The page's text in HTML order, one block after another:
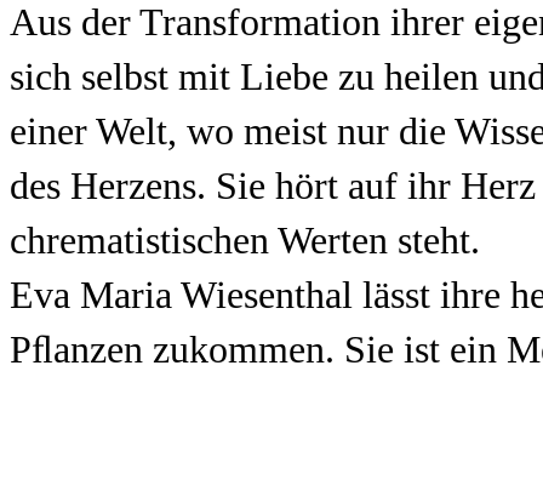
Aus der Transformation ihrer
sich selbst mit Liebe zu heilen
einer Welt, wo meist nur die
des Herzens. Sie hört auf ihr
chrematistischen Werten steht.
Eva Maria Wiesenthal lässt ihre
Pﬂanzen zukommen. Sie ist ein